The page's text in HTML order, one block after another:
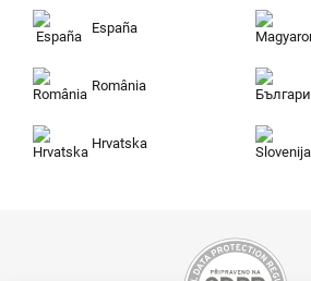
España
România
Hrvatska